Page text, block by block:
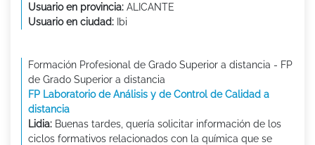
Usuario en provincia: ALICANTE
Usuario en ciudad: Ibi
Formación Profesional de Grado Superior a distancia - FP
de Grado Superior a distancia
FP Laboratorio de Análisis y de Control de Calidad a
distancia
Lidia: Buenas tardes, quería solicitar información de los
ciclos formativos relacionados con la química que se